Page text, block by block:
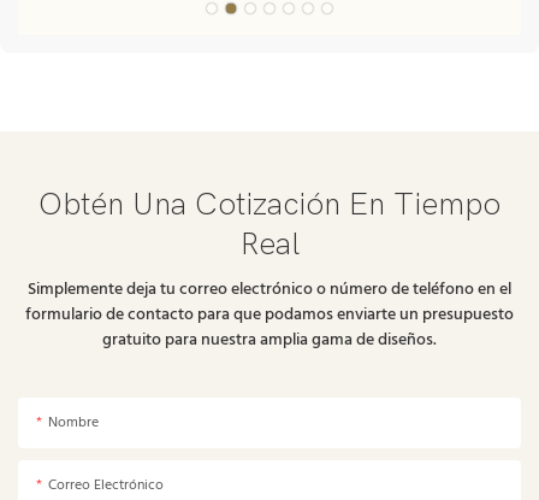
Obtén Una Cotización En Tiempo
Real
Simplemente deja tu correo electrónico o número de teléfono en el
formulario de contacto para que podamos enviarte un presupuesto
gratuito para nuestra amplia gama de diseños.
Nombre
Correo Electrónico